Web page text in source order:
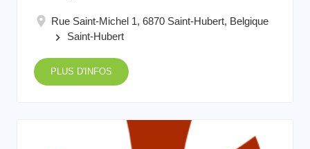
Rue Saint-Michel 1, 6870 Saint-Hubert, Belgique
keyboard_arrow_right Saint-Hubert
PLUS D'INFOS